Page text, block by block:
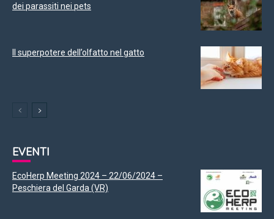
dei parassiti nei pets
Il superpotere dell’olfatto nel gatto
EVENTI
EcoHerp Meeting 2024 – 22/06/2024 –
Peschiera del Garda (VR)